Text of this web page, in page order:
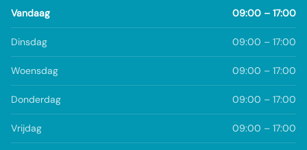
Vandaag 09:00 – 17:00
Dinsdag 09:00 – 17:00
Woensdag 09:00 – 17:00
Donderdag 09:00 – 17:00
Vrijdag 09:00 – 17:00